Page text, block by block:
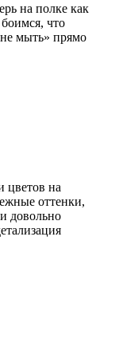
на полке как
что
мыть» прямо
цветов на
оттенки,
довольно